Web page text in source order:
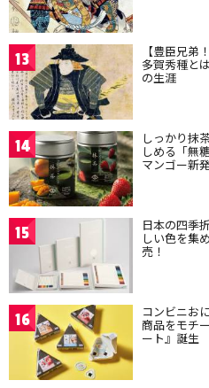
13 【豊臣兄弟
多賀秀種と
の生涯
14 しっかり抹
しめる「無
マンゴー新
15 日本の四季
しい色を集
売！
16 コンビニお
商品をモチ
ート』誕生